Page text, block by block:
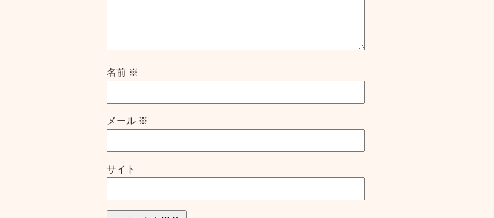
名前 ※
メール ※
サイト